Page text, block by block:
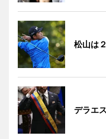
松山は
デラエ